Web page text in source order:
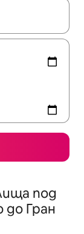
под
до Гран